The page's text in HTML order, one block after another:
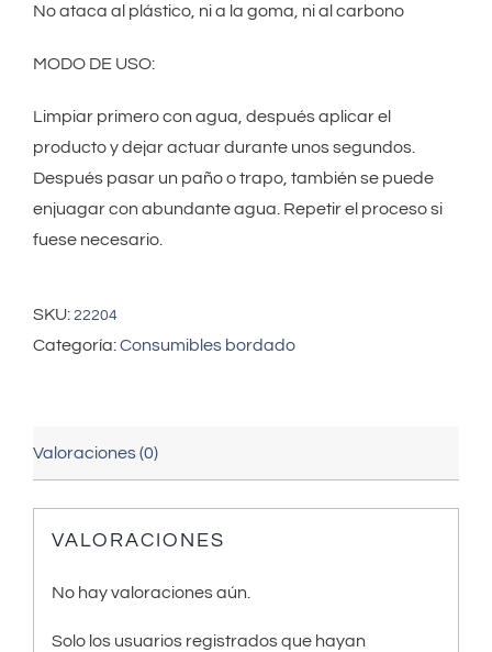
No ataca al plástico, ni a la goma, ni al carbono
MODO DE USO:
Limpiar primero con agua, después aplicar el
producto y dejar actuar durante unos segundos.
Después pasar un paño o trapo, también se puede
enjuagar con abundante agua. Repetir el proceso si
fuese necesario.
SKU: 22204
Categoría:Consumibles bordado
Valoraciones (0)
VALORACIONES
No hay valoraciones aún.
Solo los usuarios registrados que hayan